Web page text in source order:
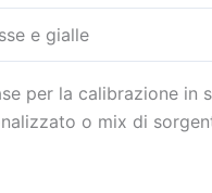
e gialle
per la calibrazione in
o mix di